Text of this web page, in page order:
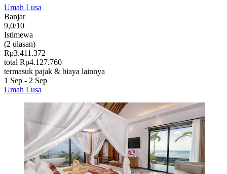
Umah Lusa
Banjar
9,0/10
Istimewa
(2 ulasan)
Rp3.411.372
total Rp4.127.760
termasuk pajak & biaya lainnya
1 Sep - 2 Sep
Umah Lusa